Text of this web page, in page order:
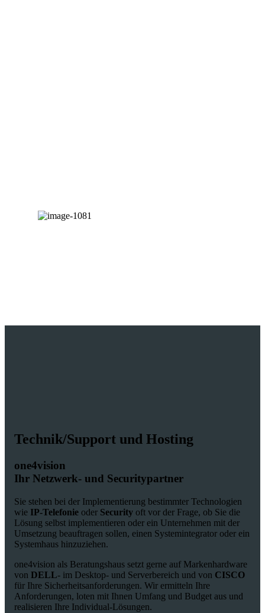
Technik/Support und Hosting
one4vision
Ihr Netzwerk- und Securitypartner
Sie stehen bei der Implementierung bestimmter Technologien
wie IP-Telefonie oder Security oft vor der Frage, ob Sie die
Lösung selbst implementieren oder ein Unternehmen mit der
Umsetzung beauftragen sollen, einen Systemintegrator oder ein
Systemhaus hinzuziehen.
one4vision als Beratungshaus setzt gerne auf Markenhardware
von DELL- im Desktop- und Serverbereich und von CISCO
für Ihre Sicherheitsanforderungen. Wir ermitteln Ihre
Anforderungen, loten mit Ihnen Umfang und Budget aus und
realisieren Ihre Individual-Lösungen.